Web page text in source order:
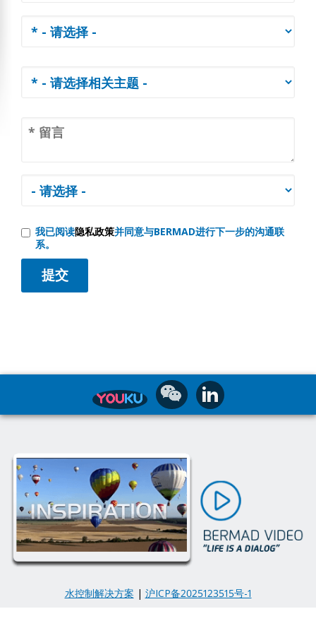
我已阅读隐私政策并同意与BERMAD进行下一步的沟通联
系。
水控制解决方案 | 沪ICP备2025123515号-1